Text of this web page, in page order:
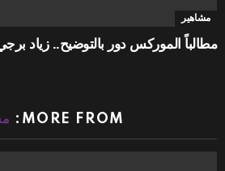
مشاهير
مطالباً الموركس دور بالتوضيح.. زياد
MORE FROM: